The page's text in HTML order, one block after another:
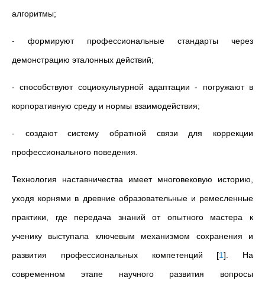
алгоритмы;
- формируют профессиональные стандарты через
демонстрацию эталонных действий;
- способствуют социокультурной адаптации - погружают в
корпоративную среду и нормы взаимодействия;
- создают систему обратной связи для коррекции
профессионального поведения.
Технология наставничества имеет многовековую историю,
уходя корнями в древние образовательные и ремесленные
практики, где передача знаний от опытного мастера к
ученику выступала ключевым механизмом сохранения и
развития профессиональных компетенций [1] . На
современном этапе научного развития вопросы